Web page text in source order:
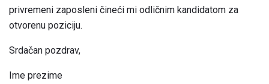
privremeni zaposleni čineći mi odličnim kandidatom za
otvorenu poziciju.
Srdačan pozdrav,
Ime prezime